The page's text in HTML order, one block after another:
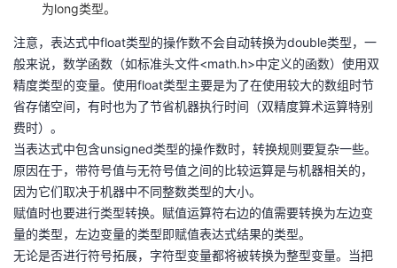
为long类型。
注意，表达式中float类型的操作数不会自动转换为double类型，一
般来说，数学函数（如标准头文件<math.h>中定义的函数）使用双
精度类型的变量。使用float类型主要是为了在使用较大的数组时节
省存储空间，有时也为了节省机器执行时间（双精度算术运算特别
费时）。
当表达式中包含unsigned类型的操作数时，转换规则要复杂一些。
原因在于，带符号值与无符号值之间的比较运算是与机器相关的，
因为它们取决于机器中不同整数类型的大小。
赋值时也要进行类型转换。赋值运算符右边的值需要转换为左边变
量的类型，左边变量的类型即赋值表达式结果的类型。
无论是否进行符号拓展，字符型变量都将被转换为整型变量。当把